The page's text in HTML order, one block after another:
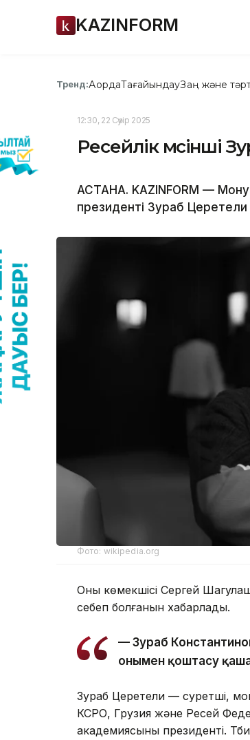
KAZINFORM
Тренд:АқордаТағайындауЗаң және
12:30, 22 Сәуір 2025
Ресейлік мүсінші
АСТАНА. KAZINFORM —
президенті Зураб
Фото: wikipedia.org
Оның көмекшісі Сергей
себеп болғанын хабарлады.
— Зураб
онымен қоштасу
Зураб Церетели — суретші,
КСРО, Грузия және Ресей
академиясының президенті.